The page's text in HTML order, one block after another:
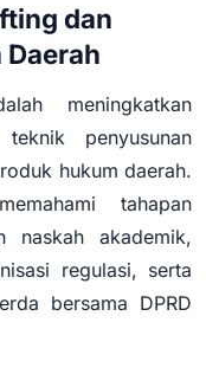
dan
meningkatkan
penyusunan
hukum daerah.
tahapan
naskah akademik,
regulasi, serta
bersama DPRD